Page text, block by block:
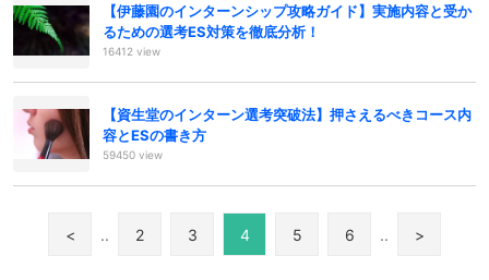
【伊藤園のインターンシップ攻略ガイド】実施内容と受か
るための選考ES対策を徹底分析！
16412 view
【資生堂のインターン選考突破法】押さえるべきコース内
容とESの書き方
59450 view
< .. 2 3 4 5 6 .. >